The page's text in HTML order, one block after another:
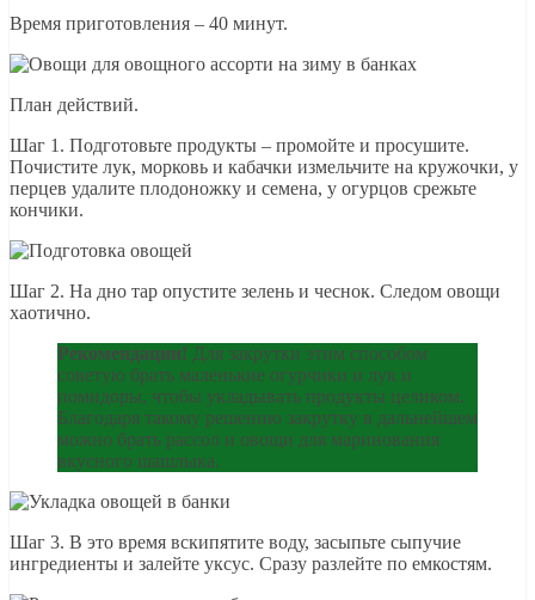
Время приготовления – 40 минут.
План действий.
Шаг 1. Подготовьте продукты – промойте и просушите.
Почистите лук, морковь и кабачки измельчите на кружочки, у
перцев удалите плодоножку и семена, у огурцов срежьте
кончики.
Шаг 2. На дно тар опустите зелень и чеснок. Следом овощи
хаотично.
Рекомендации! Для закрутки этим способом
советую брать маленькие огурчики и лук и
помидоры, чтобы укладывать продукты целиком.
Благодаря такому решению закрутку в дальнейшем
можно брать рассол и овощи для маринования
вкусного шашлыка.
Шаг 3. В это время вскипятите воду, засыпьте сыпучие
ингредиенты и залейте уксус. Сразу разлейте по емкостям.